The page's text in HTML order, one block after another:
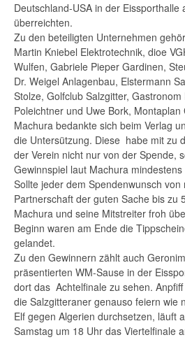
Deutschland-USA in der
überreichten.
Zu den beteiligten Unternehmen
Martin Kniebel Elektrotechnik, dioe
Wulfen, Gabriele Pieper Gardinen,
Dr. Weigel Anlagenbau, Elstermann
Stolze, Golfclub Salzgitter,
Poleichtner und Uwe Bork,
Machura bedankte sich beim Verlag
die Untersützung. Diese habe mit zu
der Verein nicht nur von der Spende,
Gewinnspiel laut Machura
Sollte jeder dem Spendenwunsch
Partnerschaft der guten Sache bis zu
Machura und seine Mitstreiter froh
Beginn waren am Ende die
gelandet.
Zu den Gewinnern zählt auch
präsentierten WM-Sause in der
dort das Achtelfinale zu sehen.
die Salzgitteraner genauso feiern wie
Elf gegen Algerien durchsetzen, läuft
Samstag um 18 Uhr das Viertelfinale